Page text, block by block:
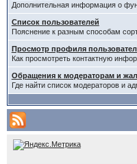
Дополнительная информация о
Список пользователей
Пояснение к разным способам
Просмотр профиля
Как просмотреть контактную
Обращения к модераторам и
Где найти список модераторов и